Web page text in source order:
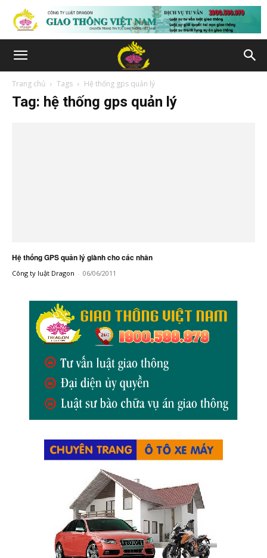
Trang chủ Tags Hệ thống gps quản lý
Tag: hệ thống gps quản lý
Hệ thống GPS quản lý giành cho các nhân
Công ty luật Dragon - 06/06/2011